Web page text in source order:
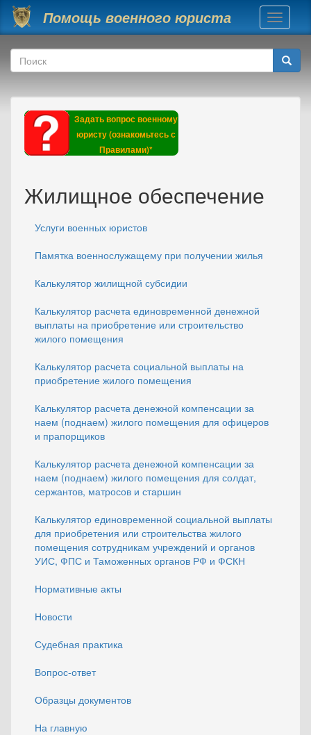
Перейти к основному содержанию
Помощь военного юриста
Toggle
Форма поиска
Поиск
Задать вопрос военному
юристу (ознакомьтесь с
Правилами)*
Жилищное обеспечение
Услуги военных юристов
Памятка военнослужащему при получении жилья
Калькулятор жилищной субсидии
Калькулятор расчета единовременной денежной
выплаты на приобретение или строительство
жилого помещения
Калькулятор расчета социальной выплаты на
приобретение жилого помещения
Калькулятор расчета денежной компенсации за
наем (поднаем) жилого помещения для офицеров
и прапорщиков
Калькулятор расчета денежной компенсации за
наем (поднаем) жилого помещения для солдат,
сержантов, матросов и старшин
Калькулятор единовременной социальной выплаты
для приобретения или строительства жилого
помещения сотрудникам учреждений и органов
УИС, ФПС и Таможенных органов РФ и ФСКН
Нормативные акты
Новости
Судебная практика
Вопрос-ответ
Образцы документов
На главную